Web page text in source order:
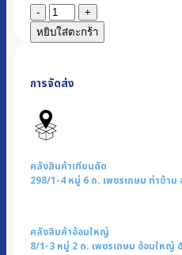
จำนวน
ถัง
น้ำ
ไฟฟ้า
4.5
ลิตร
|
รุ่น
YL-
หยิบใส่ตะกร้า
การจัดส่ง
คลังสินค้าเทียนดัด
298/1-4 หมู่ 6 ถ. เพชรเกษม ท่าข้า
คลังสินค้าอ้อมใหญ่
8/1-3 หมู่ 2 ถ. เพชรเกษม อ้อมใหญ่